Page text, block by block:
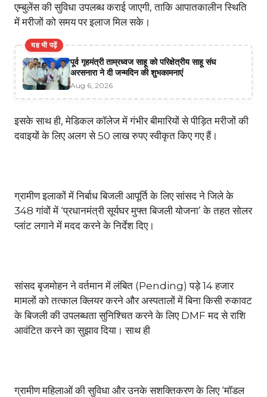
एम्बुलेंस की सुविधा उपलब्ध कराई जाएगी, ताकि आपातकालीन स्थिति
में मरीजों को समय पर इलाज मिल सके।
यह भी पढ़ें
पूर्व गृहमंत्री ताम्रध्वज साहू को परिक्षेत्रीय साहू संघ
अरसनारा ने दी जन्मदिन की शुभकामनाएं
Aug 6, 2026
इसके साथ ही, मेडिकल कॉलेज में गंभीर बीमारियों से पीड़ित मरीजों की
दवाइयों के लिए अलग से 50 लाख रुपए स्वीकृत किए गए हैं।
ग्रामीण इलाकों में निर्बाध बिजली आपूर्ति के लिए सांसद ने जिले के
348 गांवों में ‘प्रधानमंत्री सूर्यघर मुफ्त बिजली योजना’ के तहत सोलर
प्लांट लगाने में मदद करने के निर्देश दिए।
सांसद बृजमोहन ने वर्तमान में लंबित (Pending) पड़े 14 हजार
मामलों को तत्काल क्लियर करने और अस्पतालों में बिना किसी रुकावट
के बिजली की उपलब्धता सुनिश्चित करने के लिए DMF मद से राशि
आवंटित करने का सुझाव दिया। साथ ही
ग्रामीण महिलाओं की सुविधा और उनके सशक्तिकरण के लिए ‘मॉडल